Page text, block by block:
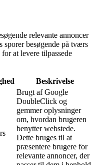
relevante annoncer
sporer besøgende på tværs
at levere tilpassede
Beskrivelse
Brugt af Google
DoubleClick og
gemmer oplysninger
om, hvordan brugeren
benytter webstede.
Dette bruges til at
præsentere brugere for
relevante annoncer, der